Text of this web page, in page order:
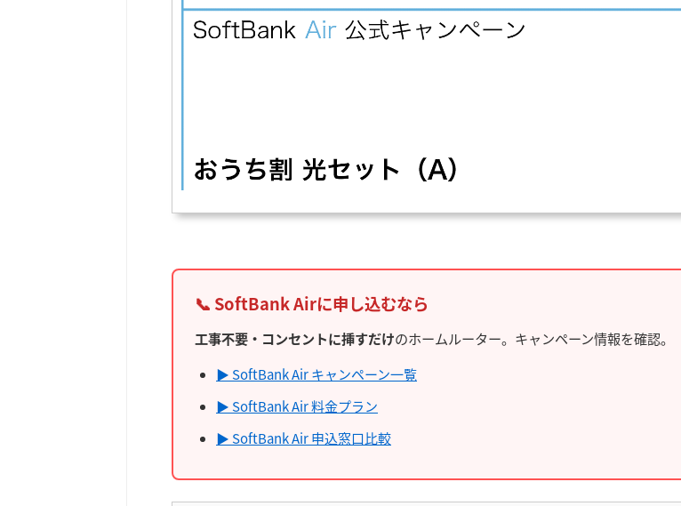
📞 SoftBank Airに申し込むなら
工事不要・コンセントに挿すだけのホームルーター。キャンペーン情報を確認。
▶ SoftBank Air キャンペーン一覧
▶ SoftBank Air 料金プラン
▶ SoftBank Air 申込窓口比較